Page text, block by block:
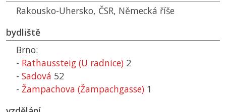
Rakousko-Uhersko, ČSR, Německá říše
bydliště
Brno:
- Rathaussteig (U radnice) 2
- Sadová 52
- Žampachova (Žampachgasse) 1